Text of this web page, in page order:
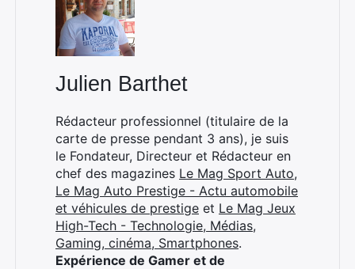
Julien Barthet
Rédacteur professionnel (titulaire de la
carte de presse pendant 3 ans), je suis
le Fondateur, Directeur et Rédacteur en
chef des magazines Le Mag Sport Auto,
Le Mag Auto Prestige - Actu automobile
et véhicules de prestige et Le Mag Jeux
High-Tech - Technologie, Médias,
Gaming, cinéma, Smartphones.
Expérience de Gamer et de